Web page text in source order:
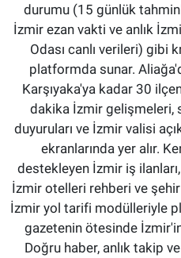
durumu (15 günlük
İzmir ezan vakti ve anlık
Odası canlı verileri) gibi
platformda sunar.
Karşıyaka'ya kadar 30
dakika İzmir gelişmeleri,
duyuruları ve İzmir valisi
ekranlarında yer alır.
destekleyen İzmir iş
İzmir otelleri rehberi ve
İzmir yol tarifi modülleriyle
gazetenin ötesinde
Doğru haber, anlık takip